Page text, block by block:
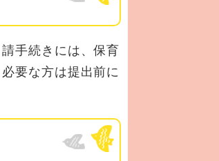
手続きには、保育
要な方は提出前に